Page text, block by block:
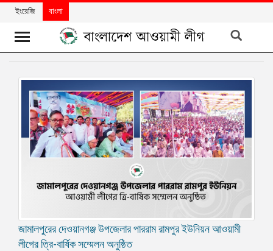
উন্নয়নের
বাংলাদেশ
ইংরেজি বাংলা
জামালপুরের দেওয়ানগঞ্জ উপজেলার পাররাম রামপুর ইউনিয়ন আওয়ামী
লীগের ত্রি-বার্ষিক সম্মেলন অনুষ্ঠিত